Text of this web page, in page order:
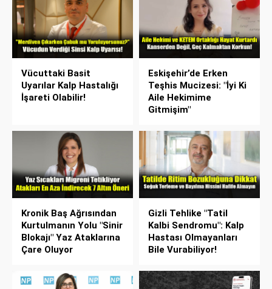
Vücuttaki Basit
Uyarılar Kalp Hastalığı
İşareti Olabilir!
Eskişehir’de Erken
Teşhis Mucizesi: "İyi Ki
Aile Hekimime
Gitmişim"
Kronik Baş Ağrısından
Kurtulmanın Yolu "Sinir
Blokajı" Yaz Ataklarına
Çare Oluyor
Gizli Tehlike "Tatil
Kalbi Sendromu": Kalp
Hastası Olmayanları
Bile Vurabiliyor!